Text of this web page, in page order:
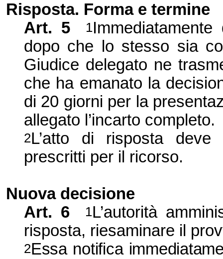
Risposta. Forma e termine
Art. 5 1
dopo che lo stesso sia
Giudice delegato ne
che ha emanato la
di 20 giorni per la
allegato l’incarto completo.
2L’atto di risposta
prescritti per il ricorso.
Nuova decisione
Art. 6 1L’autorità
risposta, riesaminare il
2Essa notifica